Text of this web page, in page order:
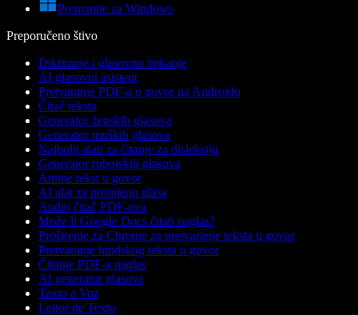
Preuzmite za Windows
Preporučeno štivo
Diktiranje i glasovno tipkanje
AI glasovni asistent
Pretvaranje PDF-a u govor na Androidu
Čitač teksta
Generator ženskih glasova
Generator muških glasova
Najbolji alati za čitanje za disleksiju
Generator robotskih glasova
Anime tekst u govor
AI alat za promjenu glasa
Audio čitač PDF-ova
Može li Google Docs čitati naglas?
Proširenje za Chrome za pretvaranje teksta u govor
Pretvaranje hindskog teksta u govor
Čitanje PDF-a naglas
AI generator glasova
Texto a Voz
Leitor de Texto